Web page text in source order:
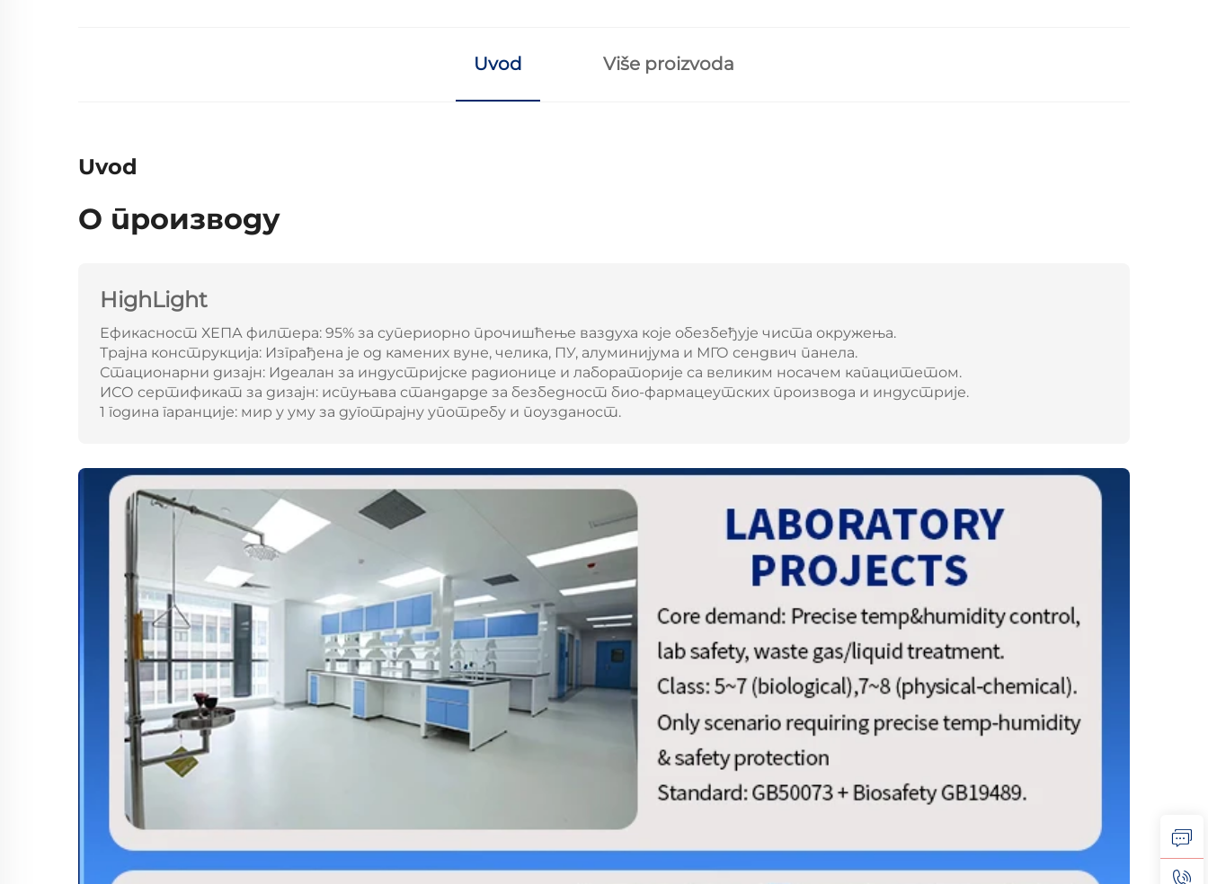
Uvod Više proizvoda
Uvod
О производу
HighLight
Ефикасност ХЕПА филтера: 95% за супериорно прочишћење ваздуха које обезбеђује чиста окружења.
Трајна конструкција: Изграђена је од камених вуне, челика, ПУ, алуминијума и МГО сендвич панела.
Стационарни дизајн: Идеалан за индустријске радионице и лабораторије са великим носачем капацитетом.
ИСО сертификат за дизајн: испуњава стандарде за безбедност био-фармацеутских производа и индустрије.
1 година гаранције: мир у уму за дуготрајну употребу и поузданост.